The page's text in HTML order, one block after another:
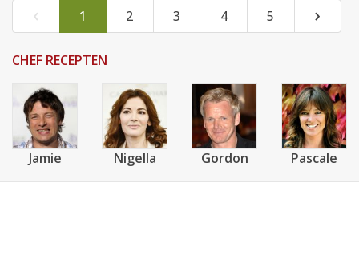
‹ 1 2 3 4 5 ›
CHEF RECEPTEN
Jamie Nigella Gordon Pascale